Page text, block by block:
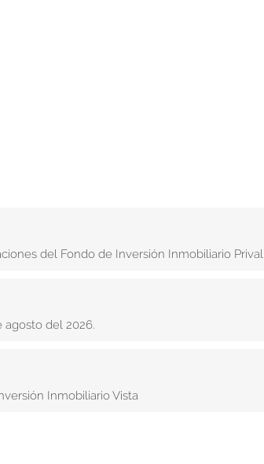
del Fondo de Inversión Inmobiliario Prival
agosto del 2026.
Inmobiliario Vista